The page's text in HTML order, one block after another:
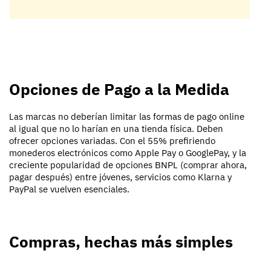
Opciones de Pago a la Medida
Las marcas no deberían limitar las formas de pago online
al igual que no lo harían en una tienda física. Deben
ofrecer opciones variadas. Con el 55% prefiriendo
monederos electrónicos como Apple Pay o GooglePay, y la
creciente popularidad de opciones BNPL (comprar ahora,
pagar después) entre jóvenes, servicios como Klarna y
PayPal se vuelven esenciales.
Compras, hechas más simples